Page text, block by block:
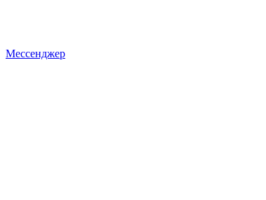
Мессенджер